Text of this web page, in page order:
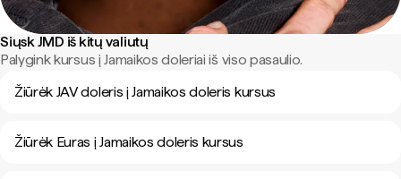
Siųsk JMD iš kitų valiutų
Palygink kursus į Jamaikos doleriai iš viso pasaulio.
Žiūrėk JAV doleris į Jamaikos doleris kursus
Žiūrėk Euras į Jamaikos doleris kursus